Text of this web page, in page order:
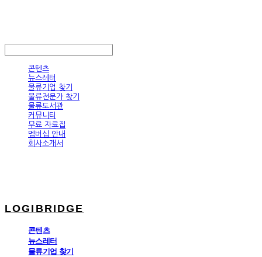
콘텐츠
뉴스레터
물류기업 찾기
물류전문가 찾기
물류도서관
커뮤니티
무료 자료집
멤버십 안내
회사소개서
LOGIBRIDGE
콘텐츠
뉴스레터
물류기업 찾기